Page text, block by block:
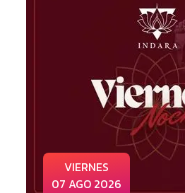
VIERNES
07 AGO 2026